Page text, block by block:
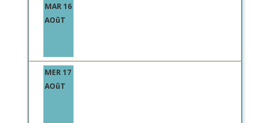
MAR 16
AOûT
MER 17
AOûT